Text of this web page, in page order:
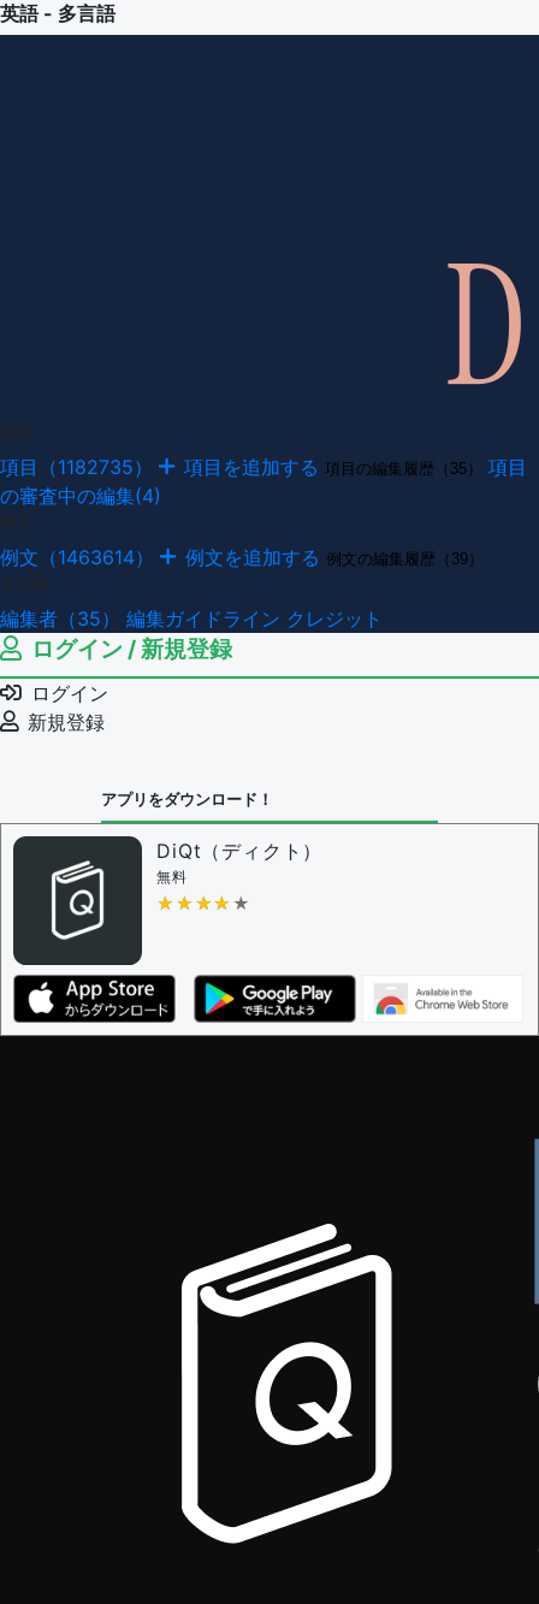
英語 - 多言語
項目（1182735） 項目を追加する 項目の編集履歴（35）
項目
の審査中の編集(4)
例文（1463614） 例文を追加する 例文の編集履歴（39）
編集者（35） 編集ガイドライン クレジット
ログイン / 新規登録
ログイン
新規登録
アプリをダウンロード！
DiQt（ディクト）
無料
★★★★★
★★★★★